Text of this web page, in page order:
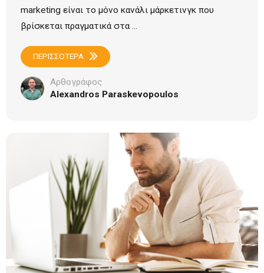
marketing είναι το μόνο κανάλι μάρκετινγκ που
βρίσκεται πραγματικά στα ...
ΠΕΡΙΣΣΟΤΕΡΑ
Αρθογράφος
Alexandros Paraskevopoulos